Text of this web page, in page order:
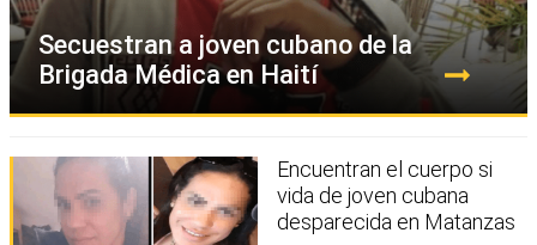
Secuestran a joven cubano de la
Brigada Médica en Haití
Encuentran el cuerpo si
vida de joven cubana
desparecida en Matanzas